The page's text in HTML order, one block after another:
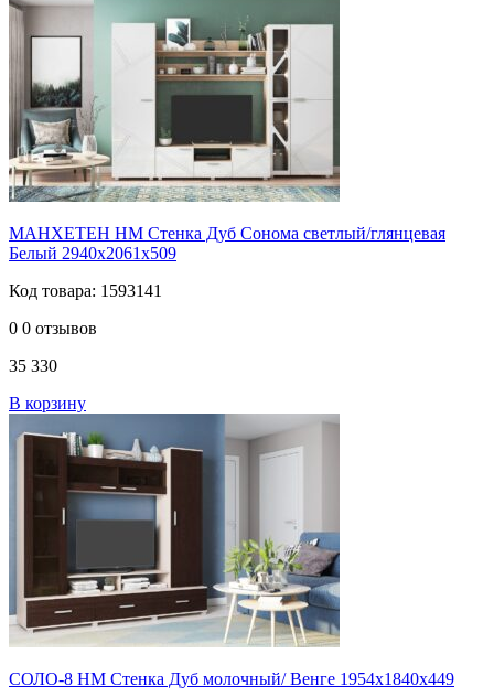
МАНХЕТЕН НМ Стенка Дуб Сонома светлый/глянцевая
Белый 2940х2061х509
Код товара: 1593141
0 0 отзывов
35 330
В корзину
СОЛО-8 НМ Стенка Дуб молочный/ Венге 1954х1840х449